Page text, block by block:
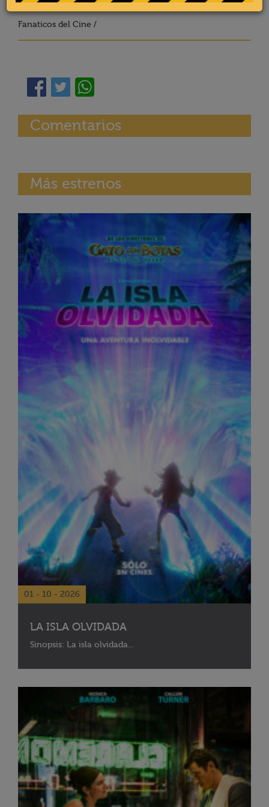
Fanaticos del Cine /
Comentarios
Más estrenos
01 - 10 - 2026
LA ISLA OLVIDADA
Sinopsis: La isla olvidada...